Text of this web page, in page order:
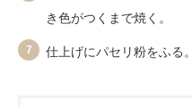
き色がつくまで焼く。
7 仕上げにパセリ粉をふる。